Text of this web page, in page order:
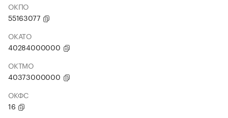
ОКПО
55163077
ОКАТО
40284000000
ОКТМО
40373000000
ОКФС
16